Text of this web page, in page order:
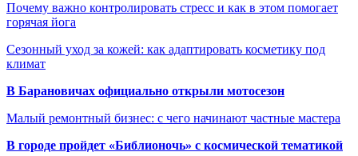
Почему важно контролировать стресс и как в этом помогает
горячая йога
Сезонный уход за кожей: как адаптировать косметику под
климат
В Барановичах официально открыли мотосезон
Малый ремонтный бизнес: с чего начинают частные мастера
В городе пройдет «Библионочь» с космической тематикой